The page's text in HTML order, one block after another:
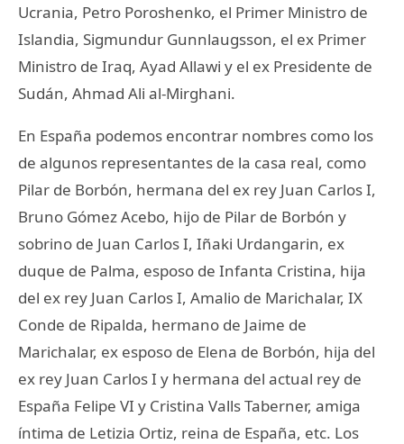
Ucrania, Petro Poroshenko, el Primer Ministro de
Islandia, Sigmundur Gunnlaugsson, el ex Primer
Ministro de Iraq, Ayad Allawi y el ex Presidente de
Sudán, Ahmad Ali al-Mirghani.
En España podemos encontrar nombres como los
de algunos representantes de la casa real, como
Pilar de Borbón, hermana del ex rey Juan Carlos I,
Bruno Gómez Acebo, hijo de Pilar de Borbón y
sobrino de Juan Carlos I, Iñaki Urdangarin, ex
duque de Palma, esposo de Infanta Cristina, hija
del ex rey Juan Carlos I, Amalio de Marichalar, IX
Conde de Ripalda, hermano de Jaime de
Marichalar, ex esposo de Elena de Borbón, hija del
ex rey Juan Carlos I y hermana del actual rey de
España Felipe VI y Cristina Valls Taberner, amiga
íntima de Letizia Ortiz, reina de España, etc. Los